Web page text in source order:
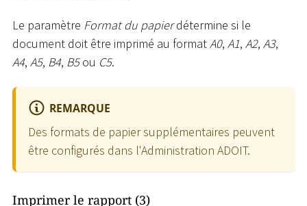
Le paramètre Format du papierdétermine si le
document doit être imprimé au formatA0, A1, A2, A3,
A4, A5, B4, B5ou C5.
REMARQUE
Des formats de papier supplémentaires peuvent
être configurés dans l'Administration ADOIT.
Imprimer le rapport (3)